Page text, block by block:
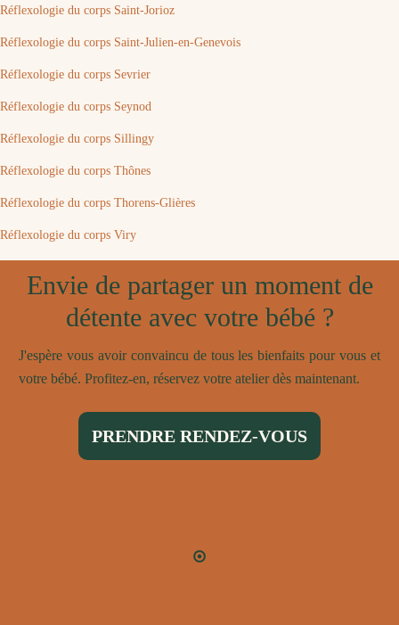
Réflexologie du corps Saint-Jorioz
Réflexologie du corps Saint-Julien-en-Genevois
Réflexologie du corps Sevrier
Réflexologie du corps Seynod
Réflexologie du corps Sillingy
Réflexologie du corps Thônes
Réflexologie du corps Thorens-Glières
Réflexologie du corps Viry
Envie de partager un moment de
détente avec votre bébé ?
J'espère vous avoir convaincu de tous les bienfaits pour vous et
votre bébé. Profitez-en, réservez votre atelier dès maintenant.
PRENDRE RENDEZ-VOUS